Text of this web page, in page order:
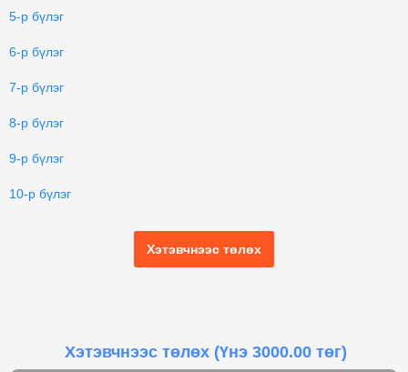
5-р бүлэг
6-р бүлэг
7-р бүлэг
8-р бүлэг
9-р бүлэг
10-р бүлэг
Хэтэвчнээс төлөх
Хэтэвчнээс төлөх (Үнэ 3000.00 төг)